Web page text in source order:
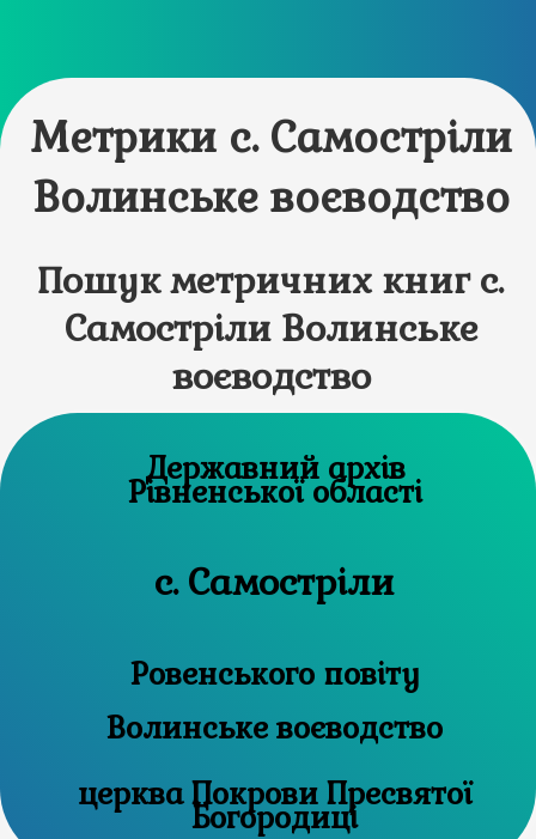
Метрики с. Самостріли
Волинське воєводство
Пошук метричних книг с.
Самостріли Волинське
воєводство
Державний архів
Рівненської області
с. Самостріли
Ровенського повіту
Волинське воєводство
церква Покрови Пресвятої
Богородиці